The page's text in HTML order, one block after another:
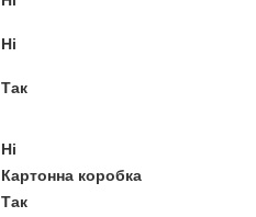
Ні
Так
Ні
Картонна коробка
Так